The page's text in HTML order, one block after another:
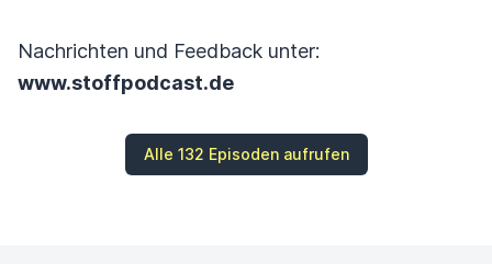
Nachrichten und Feedback unter:
www.stoffpodcast.de
Alle 132 Episoden aufrufen